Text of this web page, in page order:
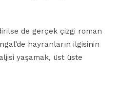
de gerçek çizgi roman
hayranların ilgisinin
yaşamak, üst üste